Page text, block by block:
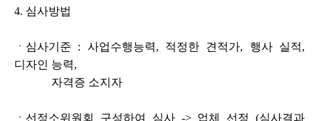
4. 심사방법
ㆍ심사기준 : 사업수행능력, 적정한 견적가, 행사 실적,
디자인 능력,
자격증 소지자
ㆍ선정소위원회 구성하여 심사 -> 업체 선정 (심사결과